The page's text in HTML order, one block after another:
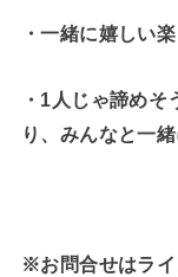
・一緒に嬉しい
・1人じゃ諦め
り、みんなと一
※お問合せはライ